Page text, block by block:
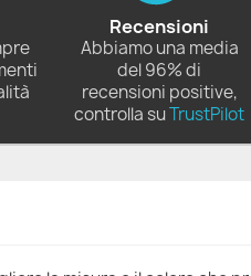
Recensioni
Abbiamo una media
del 96% di
recensioni positive,
controlla suTrustPilot